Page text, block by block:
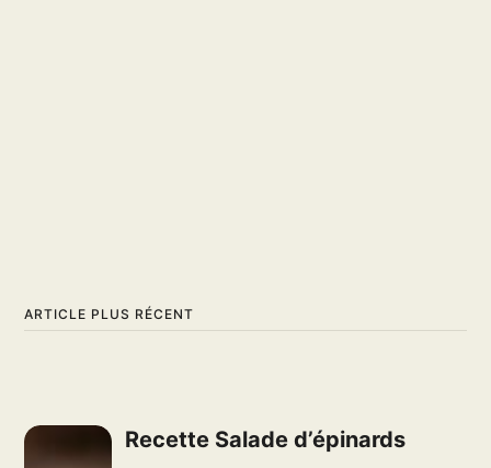
ARTICLE PLUS RÉCENT
Recette Salade d’épinards